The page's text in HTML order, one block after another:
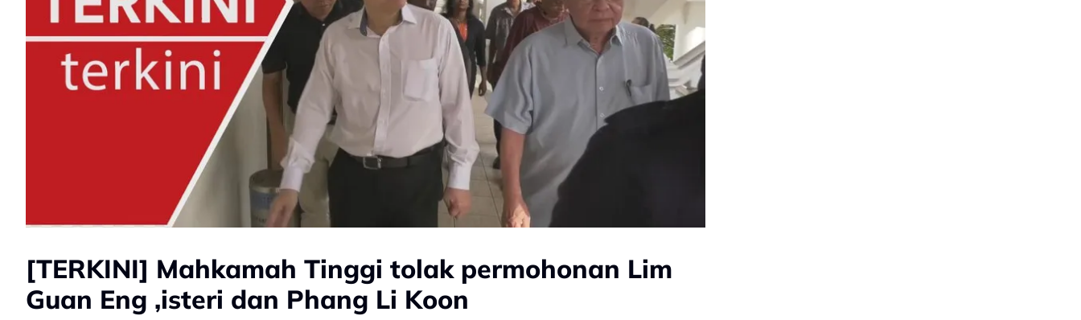
[TERKINI] Mahkamah Tinggi tolak permohonan Lim
Guan Eng ,isteri dan Phang Li Koon